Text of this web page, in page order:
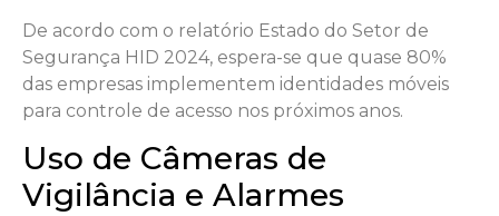
De acordo com o relatório Estado do Setor de
Segurança HID 2024, espera-se que quase 80%
das empresas implementem identidades móveis
para controle de acesso nos próximos anos.
Uso de Câmeras de
Vigilância e Alarmes